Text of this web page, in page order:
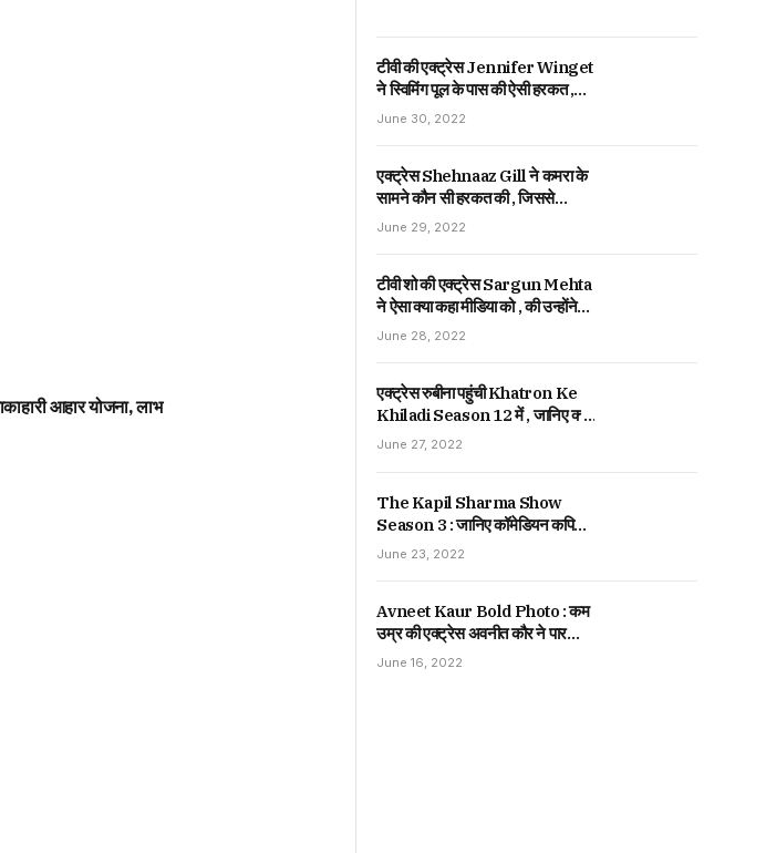
आहार योजना, लाभ
टीवी की एक्ट्रेस Jennifer Winget
ने स्विमिंग पूल के पास की ऐसी हरकत ,
जिससे देखकर फैंस ने दिया ऐसा
June 30, 2022
एक्ट्रेस Shehnaaz Gill ने कमरा के
सामने कौन सी हरकत की , जिससे
देखकर फैंस ने दिया ऐसा रिएक्शन ।
June 29, 2022
टीवी शो की एक्ट्रेस Sargun Mehta
ने ऐसा क्या कहा मीडिया को , की उन्होंने
दिया ऐसा जवाब |
June 28, 2022
एक्ट्रेस रुबीना पहुंची Khatron Ke
Khiladi Season 12 में , जानिए क्यों
कहा उन्हें छोटा पैकेट बड़ा धमाका।
June 27, 2022
The Kapil Sharma Show
Season 3 : जानिए कॉमेडियन कपिल
शर्मा ने 80 एपिसोड करने के लिए कितनी
June 23, 2022
Avneet Kaur Bold Photo : कम
उम्र की एक्ट्रेस अवनीत कौर ने पार
किया बोल्डनेस की हद , जानिए पूरी खबर |
June 16, 2022